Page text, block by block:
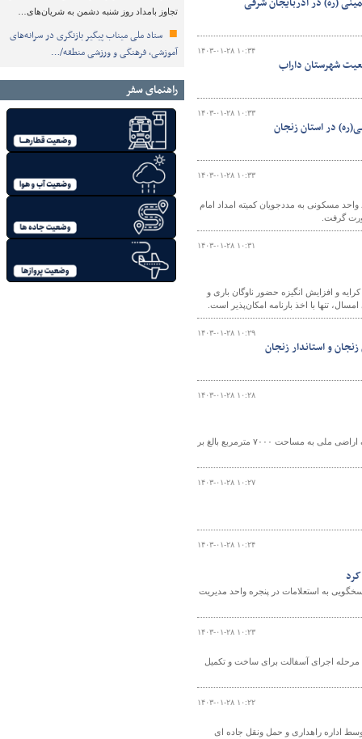
تجاوز بامداد روز شنبه دشمن به شریان‌های…
ستاد ملی میناب پیگیر بازنگری در سرانه‌های
آموزشی، فرهنگی و ورزشی منطقه/…
راهنمای سفر
۱۴۰۳-۰۱-۲۸ ۱۰:۳۴
۱۴۰۳-۰۱-۲۸ ۱۰:۳۳
۱۴۰۳-۰۱-۲۸ ۱۰:۳۳
در شانزدهمین جلسه شورای عالی مسکن کشور و همزمان با آیین واگذاری ۳۳ هزار و ۸۶۳ واحد مسکونی به مددجویان کمیته امداد امام
۱۴۰۳-۰۱-۲۸ ۱۰:۳۱
و افزایش انگیزه حضور ناوگان باری و
تنها با اخذ بارنامه امکان‌پذیر است.
۱۴۰۳-۰۱-۲۸ ۱۰:۲۹
و استاندار زنجان
۱۴۰۳-۰۱-۲۸ ۱۰:۲۸
فرمانده یگان حفاظت سازمان ملی زمین و مسکن خراسان رضوی از خلع ید و رفع تصرف اراضی ملی به مساحت ۷۰۰۰ مترمربع بالغ بر
۱۴۰۳-۰۱-۲۸ ۱۰:۲۷
۱۴۰۳-۰۱-۲۸ ۱۰:۲۴
به استعلامات در پنجره واحد مدیریت
۱۴۰۳-۰۱-۲۸ ۱۰:۲۳
مرحله اجرای آسفالت برای ساخت و تکمیل
۱۴۰۳-۰۱-۲۸ ۱۰:۲۲
اداره راهداری و حمل ونقل جاده ای